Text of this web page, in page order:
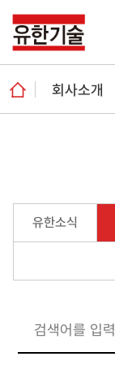
회사소개
유한소식